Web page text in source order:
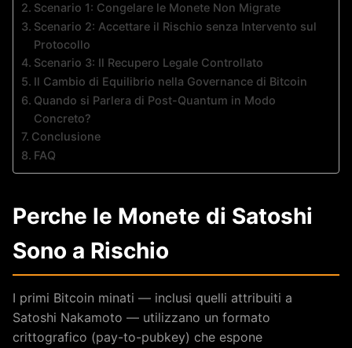
Scenario 1: Congelare le Monete Non Migrate
Scenario 2: Accettare il Rischio senza Intervento sul
Protocollo
Scenario 3: Il Recupero Legale Controllato
Il Cambio di Equilibrio nella Governance di Bitcoin
Quando si Parlera di Post-Quantum in Modo
Concreto?
Conclusione
FAQ
Perche le Monete di Satoshi
Sono a Rischio
I primi Bitcoin minati — inclusi quelli attribuiti a
Satoshi Nakamoto — utilizzano un formato
crittografico (pay-to-pubkey) che espone